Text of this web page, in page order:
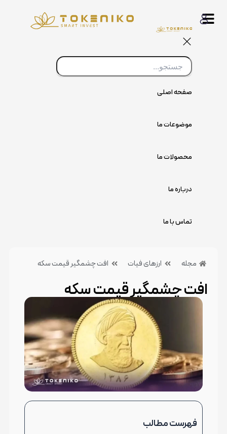
صفحه اصلی
موضوعات ما
محصولات ما
درباره ما
تماس با ما
مجله ارزهای فیات افت چشمگیر قیمت سکه
افت چشمگیر قیمت سکه
بدون دیدگاه دسته بندی:ارزهای فیات
فهرست مطالب